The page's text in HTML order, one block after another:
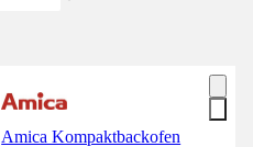
Amica Kompaktbackofen